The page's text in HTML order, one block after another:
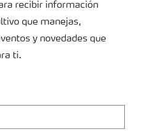
recibir información
que manejas,
y novedades que
ti.